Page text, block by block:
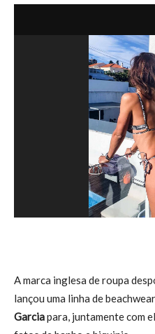
A marca inglesa de roupa
lançou uma linha de
Garciapara, juntamente com